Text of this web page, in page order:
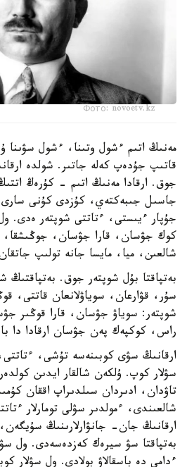
Фото: novoetv.kz
مەنىڭ اتىم ءشول وتىنا، ءشول سۋىنا
قاتىپ جۇدەپ كەلە جاتىر. شولدە
جوق. ارقادا مەنىڭ اتىم - كۇرەڭ
جاسىل جىبەكتەي، كۇزدى كۇنى
جۇپار ءيىستى، ءتاتتى شوپتەر ەدى.
كوك جۋسان، قارا جۋسان، جوڭىشقا،
شالعىن، ميا، مايسا جانە تولىپ
بەتپاقتا بۇل شوپتەر جوق. بەتپاقتىڭ
سۇر، قۋارعان، سوياۋلانعان قاتتى،
شوپتەر: سوياۋ جۋسان، قارا قوڭىر
راس، كوكپەك پەن جۋسان ارقادا دا
ارقانىڭ سۋى كوبىنەسە تۇشى،
سۋلار كوپ. ۇلكەن شالقار ايدىن
تاۋدان، ادىردان سىلدىراپ اققان
شالعىندى، ءمولدىر سۋلى تومارلار
ارقانىڭ جان- جانۋارلارىنىڭ
بەتپاقتا سۋ سيرەك كەزدەسەدى. ول
ءدامى دە باسقالاۋ بولادى. ول سۋلار